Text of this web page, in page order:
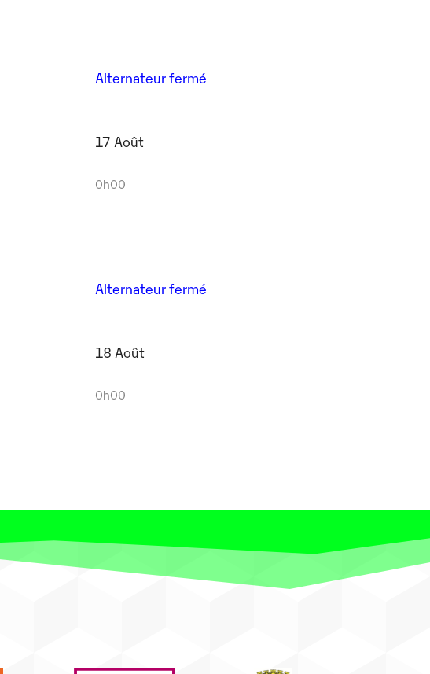
Alternateur fermé
17 Août
0h00
Alternateur fermé
18 Août
0h00